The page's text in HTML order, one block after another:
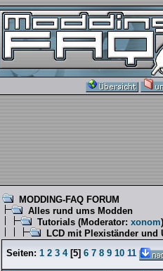
MODDING-FAQ FORUM
Alles rund ums Modden
Tutorials(Moderator: xonom)
LCD mit Plexiständer und
Seiten: 1 2 3 4[5] 6 7 8 9 10 11